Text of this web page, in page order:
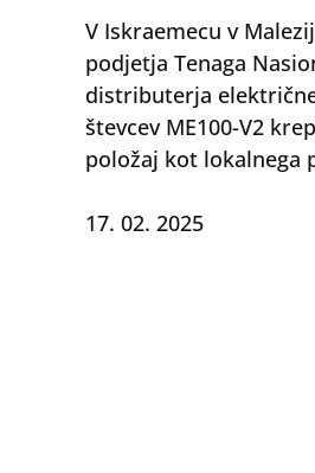
V Iskraemecu v
podjetja Tenaga
distributerja
števcev ME100-V2
položaj kot lokalnega
17. 02. 2025